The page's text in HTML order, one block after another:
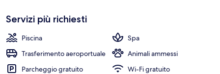
popolare
a
u
Servizi più richiesti
Piscina
Spa
Trasferimento aeroportuale
Animali ammessi
Parcheggio gratuito
Wi-Fi gratuito